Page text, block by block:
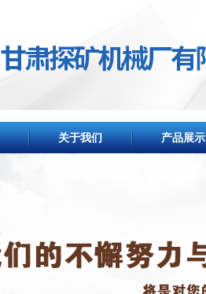
关于我们 产品展示